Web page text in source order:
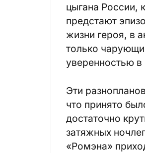
цыгана России,
предстают
жизни героя, в
только
уверенностью в
Эти
что принято
достаточно
затяжных
«Ромэна»